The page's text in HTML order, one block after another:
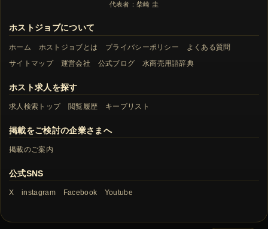
代表者：柴崎 圭
ホストジョブについて
ホーム ホストジョブとは プライバシーポリシー
よくある質問
サイトマップ
運営会社 公式ブログ 水商売用語辞典
ホスト求人を探す
求人検索トップ 閲覧履歴 キープリスト
掲載をご検討の企業さまへ
掲載のご案内
公式SNS
X instagram Facebook Youtube